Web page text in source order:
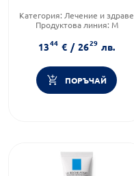
Категория: Лечение и здраве
Продуктова линия: M
1344 € / 2629 лв.
ПОРЪЧАЙ